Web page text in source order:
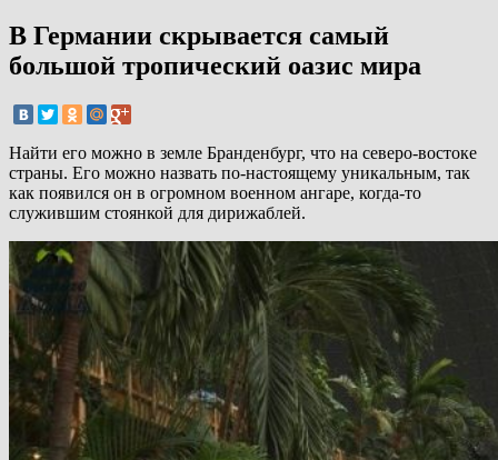
В Германии скрывается самый
большой тропический оазис мира
Найти его можно в земле Бранденбург, что на северо-востоке
страны. Его можно назвать по-настоящему уникальным, так
как появился он в огромном военном ангаре, когда-то
служившим стоянкой для дирижаблей.